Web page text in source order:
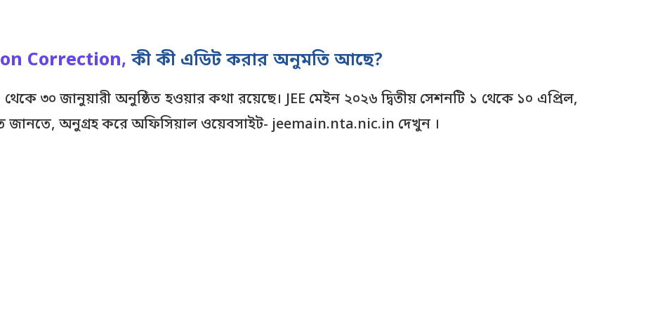
Correction, কী কী এডিট করার অনুমতি আছে?
৩০ জানুয়ারী অনুষ্ঠিত হওয়ার কথা রয়েছে। JEE মেইন ২০২৬ দ্বিতীয় সেশনটি ১ থেকে ১০ এপ্রিল,
জানতে, অনুগ্রহ করে অফিসিয়াল ওয়েবসাইট- jeemain.nta.nic.in দেখুন ।